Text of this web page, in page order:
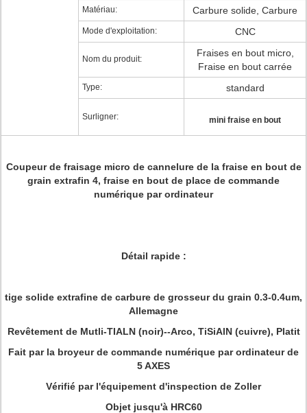
Matériau: Carbure solide, Carbure
Mode d'exploitation: CNC
Nom du produit:
Fraises en bout micro,
Fraise en bout carrée
Type: standard
Surligner: mini fraise en bout
Coupeur de fraisage micro de cannelure de la fraise en bout de
grain extrafin 4, fraise en bout de place de commande
numérique par ordinateur
Détail rapide :
tige solide extrafine de carbure de grosseur du grain 0.3-0.4um,
Allemagne
Revêtement de Mutli-TIALN (noir)--Arco, TiSiAlN (cuivre), Platit
Fait par la broyeur de commande numérique par ordinateur de
5 AXES
Vérifié par l'équipement d'inspection de Zoller
Objet jusqu'à HRC60